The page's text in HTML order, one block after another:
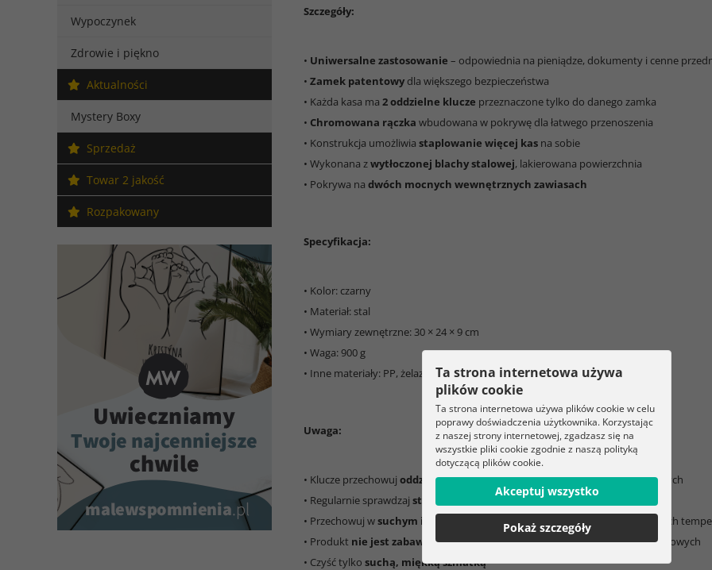
Wypoczynek
Zdrowie i piękno
Aktualności
Mystery Boxy
Sprzedaż
Towar 2 jakość
Rozpakowany
Szczegóły:
• Uniwersalne zastosowanie – odpowiednia na pieniądze, dokumenty i cenne
• Zamek patentowy dla większego bezpieczeństwa
• Każda kasa ma 2 oddzielne klucze przeznaczone tylko do danego zamka
• Chromowana rączka wbudowana w pokrywę dla łatwego przenoszenia
• Konstrukcja umożliwia staplowanie więcej kas na sobie
• Wykonana zwytłoczonej blachy stalowej, lakierowana powierzchnia
• Pokrywa na dwóch mocnych wewnętrznych zawiasach
Specyfikacja:
• Kolor: czarny
• Materiał: stal
• Wymiary zewnętrzne: 30 × 24 × 9 cm
• Waga: 900 g
• Inne materiały: PP, żelazo
Uwaga:
• Klucze przechowuj oddzielnie od kasyi poza zasięgiem osób nieuprawnionych
• Regularnie sprawdzaj stan techniczny zamka i zawiasów
• Przechowuj wsuchym i chłodnym miejscu , z dala od wilgoci i ekstremalnych
• Produkt nie jest zabawką, przechowuj poza zasięgiem dzieci i zwierząt domowych
• Czyść tylko suchą, miękką szmatką
Ta strona internetowa używa
plików cookie
Ta strona internetowa używa plików cookie w celu
poprawy doświadczenia użytkownika. Korzystając
z naszej strony internetowej, zgadzasz się na
wszystkie pliki cookie zgodnie z naszą polityką
dotyczącą plików cookie.
Akceptuj wszystko
Pokaż szczegóły